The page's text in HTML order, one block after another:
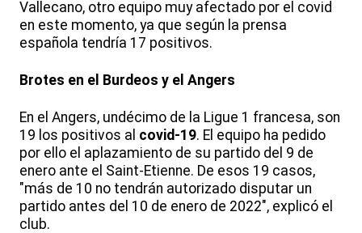
Vallecano, otro equipo muy afectado por el covid
en este momento, ya que según la prensa
española tendría 17 positivos.
Brotes en el Burdeos y el Angers
En el Angers, undécimo de la Ligue 1 francesa, son
19 los positivos al covid-19. El equipo ha pedido
por ello el aplazamiento de su partido del 9 de
enero ante el Saint-Etienne. De esos 19 casos,
"más de 10 no tendrán autorizado disputar un
partido antes del 10 de enero de 2022", explicó el
club.